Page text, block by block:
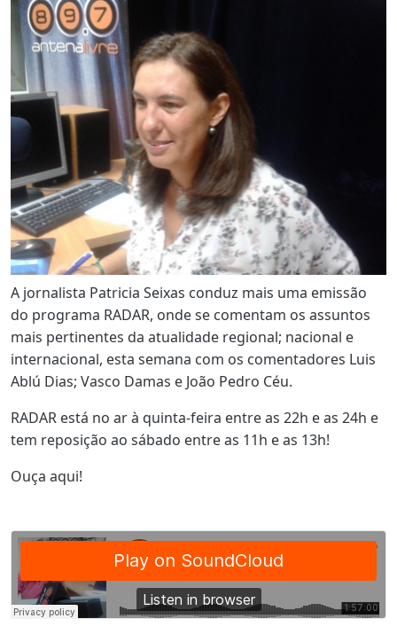
A jornalista Patricia Seixas conduz mais uma emissão
do programa RADAR, onde se comentam os assuntos
mais pertinentes da atualidade regional; nacional e
internacional, esta semana com os comentadores Luis
Ablú Dias; Vasco Damas e João Pedro Céu.
RADAR está no ar à quinta-feira entre as 22h e as 24h e
tem reposição ao sábado entre as 11h e as 13h!
Ouça aqui!